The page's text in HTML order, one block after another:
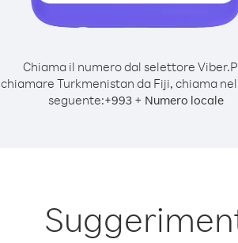
Chiama il numero dal selettore Viber.
chiamare Turkmenistan da Fiji, chiama
seguente:+993 + Numero locale